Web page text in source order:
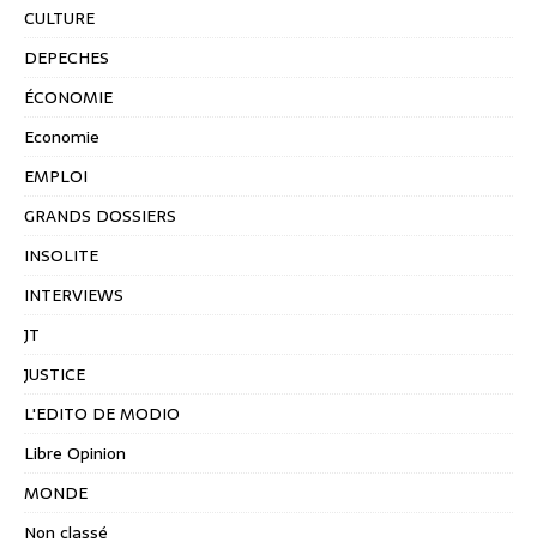
CULTURE
DEPECHES
ÉCONOMIE
Economie
EMPLOI
GRANDS DOSSIERS
INSOLITE
INTERVIEWS
JT
JUSTICE
L'EDITO DE MODIO
Libre Opinion
MONDE
Non classé